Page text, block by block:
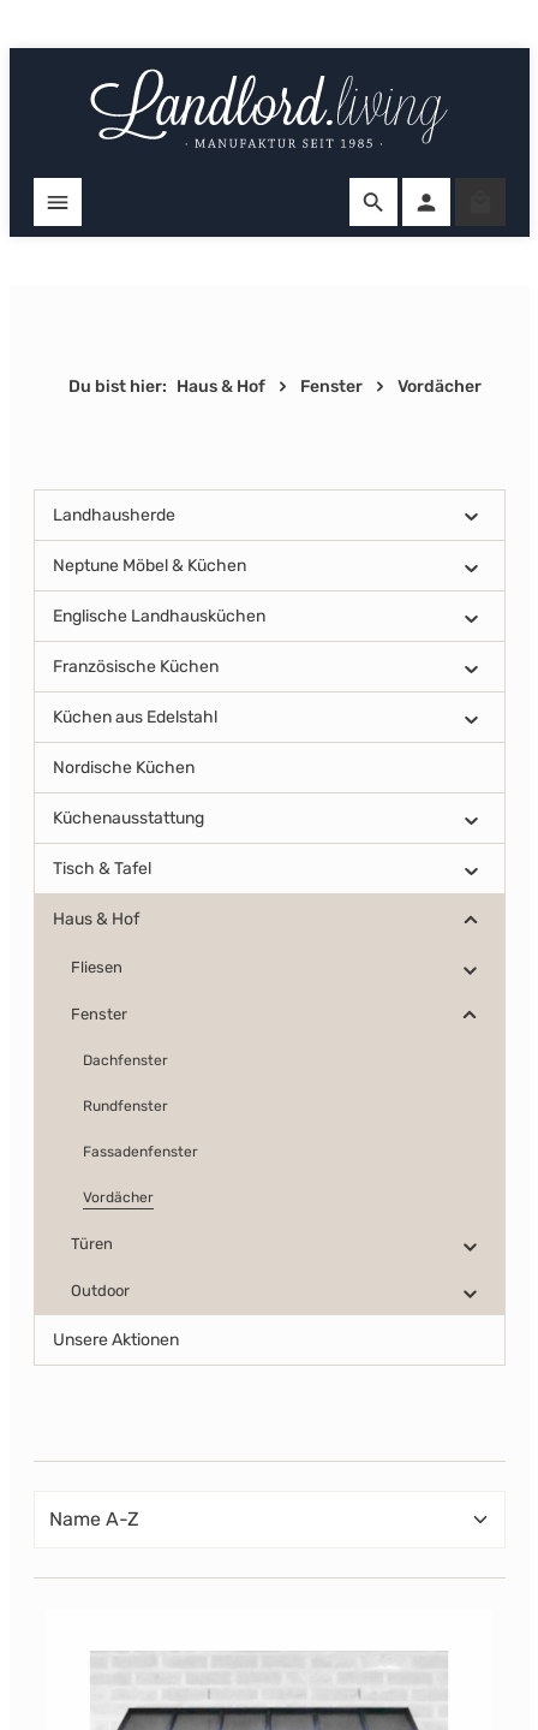
Du bist hier: Haus & Hof Fenster Vordächer
Landhausherde
Neptune Möbel & Küchen
Englische Landhausküchen
Französische Küchen
Küchen aus Edelstahl
Nordische Küchen
Küchenausstattung
Tisch & Tafel
Haus & Hof
Fliesen
Fenster
Dachfenster
Rundfenster
Fassadenfenster
Vordächer
Türen
Outdoor
Unsere Aktionen